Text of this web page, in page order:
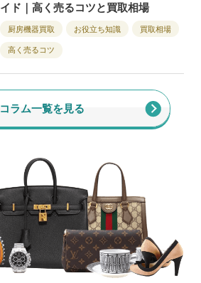
イド｜高く売るコツと買取相場
厨房機器買取 お役立ち知識 買取相場
高く売るコツ
コラム一覧を見る